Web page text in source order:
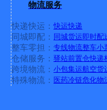
物流服务
快递快运： 快运快递
同城即配： 同城货运即时配
整车零担： 专线物流整车小
仓储服务： 驿站前置仓快递
跨境物流： 小包集运航空货
特殊物流： 医药冷链危化物